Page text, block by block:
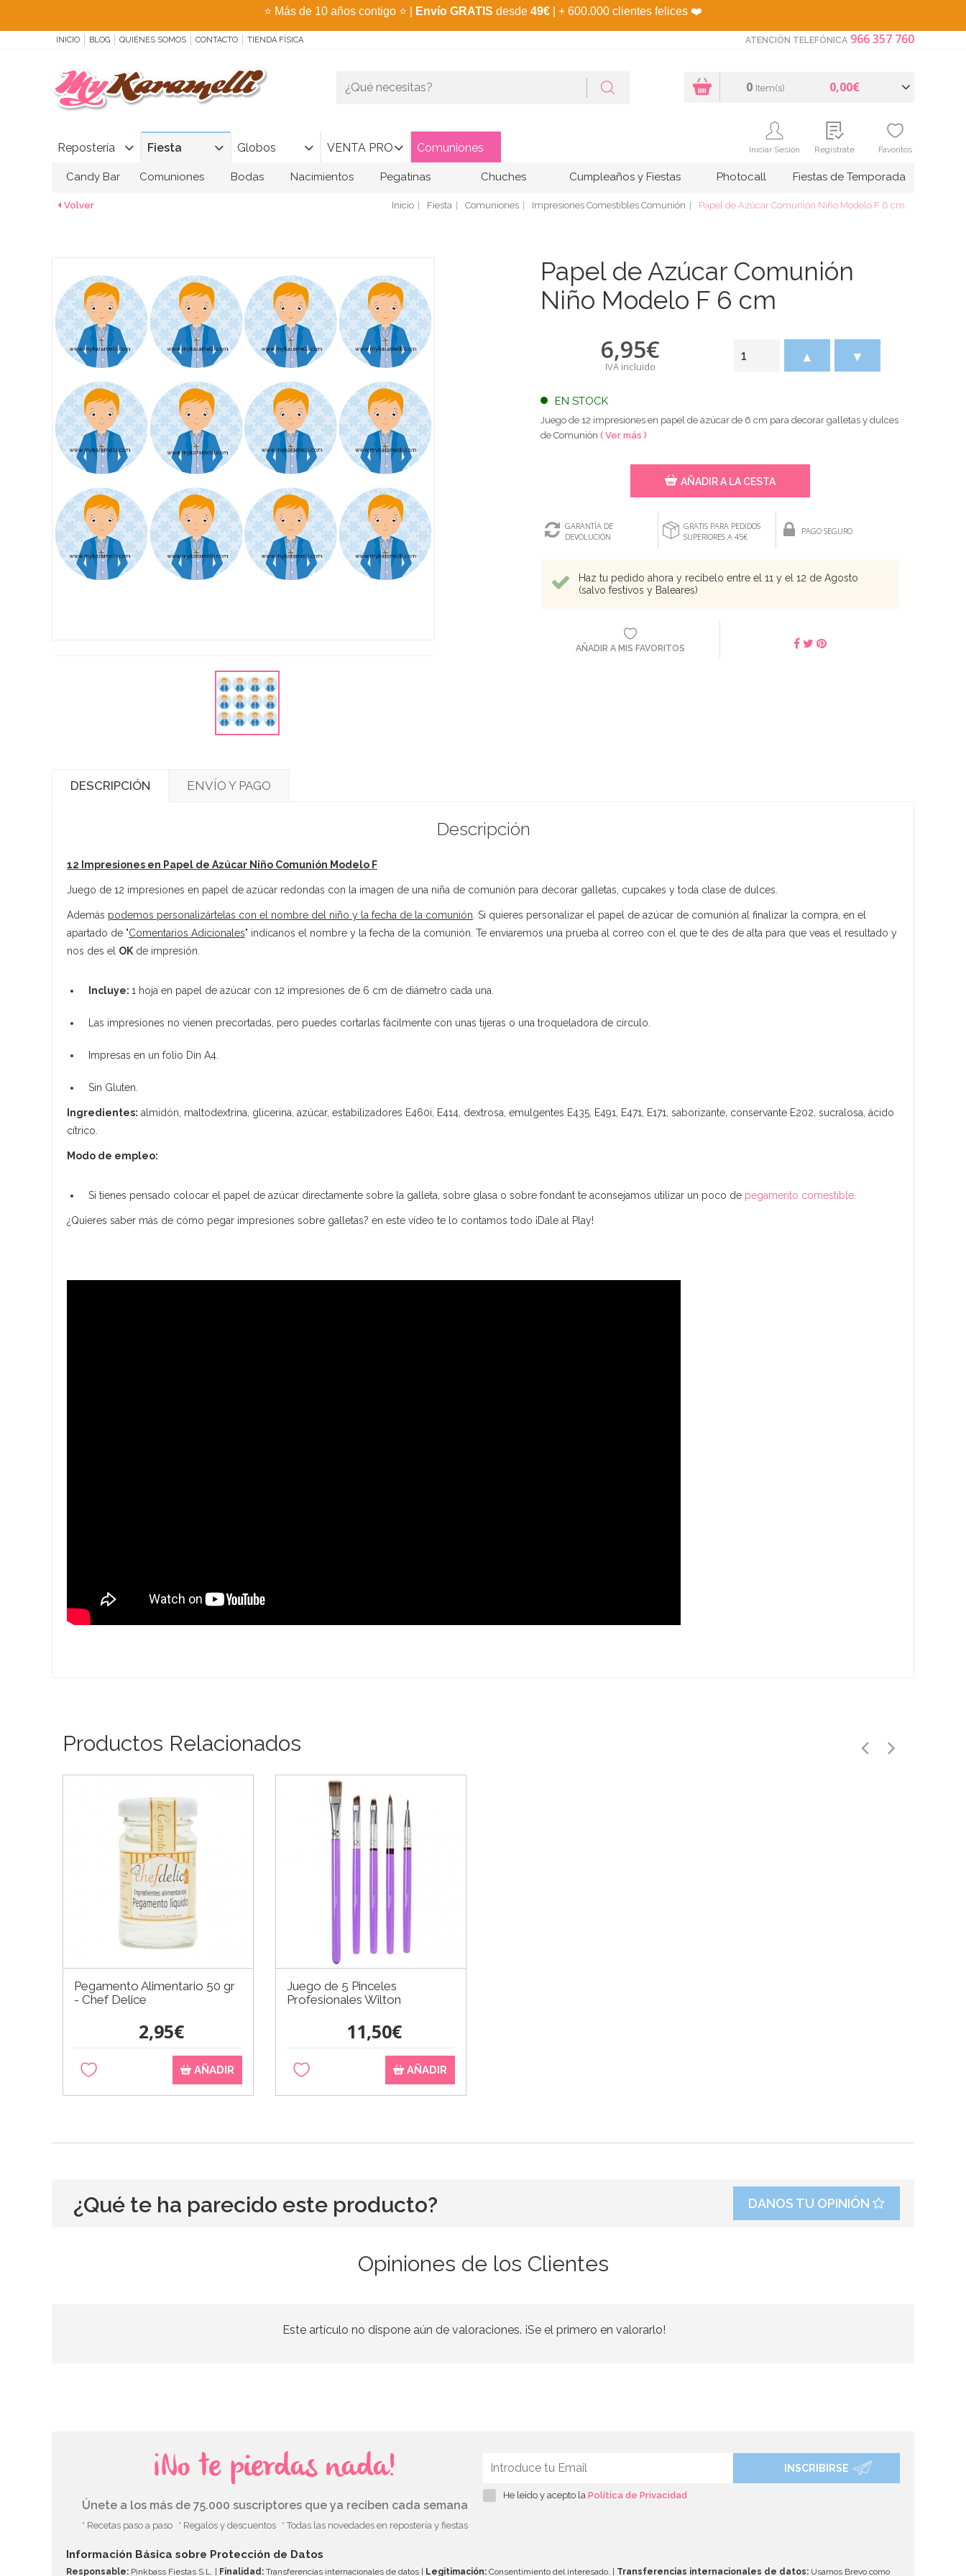
⭐ Más de 10 años contigo ⭐ Envío GRATIS desde 49€ | + 600.000 clientes felices ❤️
INICIO BLOG QUIÉNES SOMOS CONTACTO TIENDA FÍSICA ATENCIÓN TELEFÓNICA 966 357 760
Repostería Fiesta Globos VENTA PRO Comuniones
0 Item(s) 0,00€
Iniciar Sesión Regístrate Favoritos
Candy Bar Comuniones Bodas Nacimientos Pegatinas Chuches Cumpleaños y Fiestas Photocall Fiestas de Temporada
Volver Inicio Fiesta Comuniones Impresiones Comestibles Comunión Papel de Azúcar Comunión Niño Modelo F 6 cm
Papel de Azúcar Comunión
Niño Modelo F 6 cm
6,95€
IVA incluido
EN STOCK
▲ ▼
Juego de 12 impresiones en papel de azúcar de 6 cm para decorar galletas y dulces
de Comunión ( Ver más )
AÑADIR A LA CESTA
GARANTÍA DE
DEVOLUCIÓN
GRATIS PARA PEDIDOS
SUPERIORES A 45€
PAGO SEGURO
Haz tu pedido ahora y recíbelo entre el 11 y el 12 de Agosto
(salvo festivos y Baleares)
AÑADIR A MIS FAVORITOS
DESCRIPCIÓN ENVÍO Y PAGO
Descripción
12 Impresiones en Papel de Azúcar Niño Comunión Modelo F
Juego de 12 impresiones en papel de azúcar redondas con la imagen de una niña de comunión para decorar galletas, cupcakes y toda clase de dulces.
Además podemos personalizártelas con el nombre del niño y la fecha de la comunión . Si quieres personalizar el papel de azúcar de comunión al finalizar la compra, en el
apartado de "Comentarios Adicionales" indícanos el nombre y la fecha de la comunión. Te enviaremos una prueba al correo con el que te des de alta para que veas el resultado y
nos des el OK de impresión.
Incluye: 1 hoja en papel de azúcar con 12 impresiones de 6 cm de diámetro cada una.
Las impresiones no vienen precortadas, pero puedes cortarlas fácilmente con unas tijeras o una troqueladora de círculo.
Impresas en un folio Din A4.
Sin Gluten.
Ingredientes: almidón, maltodextrina, glicerina, azúcar, estabilizadores E460i, E414, dextrosa, emulgentes E435, E491, E471, E171, saborizante, conservante E202, sucralosa, ácido
cítrico.
Modo de empleo:
Si tienes pensado colocar el papel de azúcar directamente sobre la galleta, sobre glasa o sobre fondant te aconsejamos utilizar un poco de pegamento comestible
¿Quieres saber más de cómo pegar impresiones sobre galletas? en este vídeo te lo contamos todo ¡Dale al Play!
Productos Relacionados
Pegamento Alimentario 50 gr
- Chef Delice
2,95€
AÑADIR
Juego de 5 Pinceles
Profesionales Wilton
11,50€
AÑADIR
¿Qué te ha parecido este producto? DANOS TU OPINIÓN
Opiniones de los Clientes
Este artículo no dispone aún de valoraciones. ¡Se el primero en valorarlo!
¡No te pierdas nada!
Únete a los más de 75.000 suscriptores que ya reciben cada semana
* Recetas paso a paso * Regalos y descuentos * Todas las novedades en repostería y fiestas
INSCRIBIRSE
He leído y acepto la Política de Privacidad
Información Básica sobre Protección de Datos
Responsable: Pinkbass Fiestas S.L. | Finalidad: Transferencias internacionales de datos | Legitimación: Consentimiento del interesado. | Transferencias internacionales de datos: Usamos Brevo como